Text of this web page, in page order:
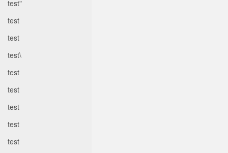
test"
test
test
test\
test
test
test
test
test